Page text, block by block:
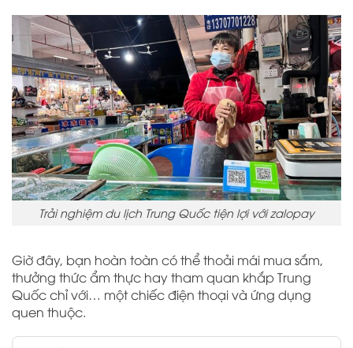
Trải nghiệm du lịch Trung Quốc tiện lợi với zalopay
Giờ đây, bạn hoàn toàn có thể thoải mái mua sắm,
thưởng thức ẩm thực hay tham quan khắp Trung
Quốc chỉ với… một chiếc điện thoại và ứng dụng
quen thuộc.